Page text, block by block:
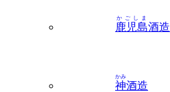
鹿児島
かごしま
酒造
神
かみ
酒造